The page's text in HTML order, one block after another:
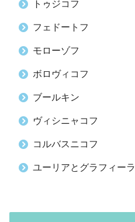
トゥジコフ
フェドートフ
モローゾフ
ボロヴィコフ
ブールキン
ヴィシニャコフ
コルバスニコフ
ユーリアとグラフィーラ